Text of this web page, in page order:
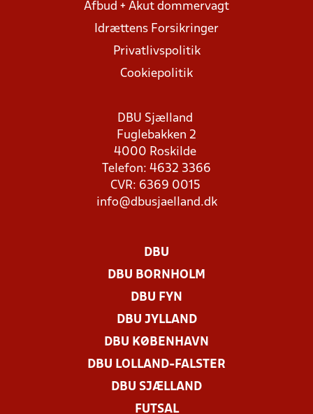
Afbud + Akut dommervagt
Idrættens Forsikringer
Privatlivspolitik
Cookiepolitik
DBU Sjælland
Fuglebakken 2
4000 Roskilde
Telefon: 4632 3366
CVR: 6369 0015
info@dbusjaelland.dk
DBU
DBU BORNHOLM
DBU FYN
DBU JYLLAND
DBU KØBENHAVN
DBU LOLLAND-FALSTER
DBU SJÆLLAND
FUTSAL